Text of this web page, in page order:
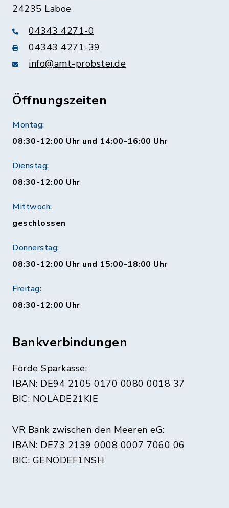
24235 Laboe
04343 4271-0
04343 4271-39
info@amt-probstei.de
Öffnungszeiten
Montag:
08:30-12:00 Uhr und 14:00-16:00 Uhr
Dienstag:
08:30-12:00 Uhr
Mittwoch:
geschlossen
Donnerstag:
08:30-12:00 Uhr und 15:00-18:00 Uhr
Freitag:
08:30-12:00 Uhr
Bankverbindungen
Förde Sparkasse:
IBAN: DE94 2105 0170 0080 0018 37
BIC: NOLADE21KIE
VR Bank zwischen den Meeren eG:
IBAN: DE73 2139 0008 0007 7060 06
BIC: GENODEF1NSH